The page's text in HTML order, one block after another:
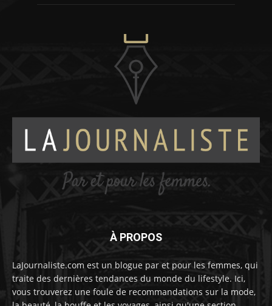
À PROPOS
LaJournaliste.com est un blogue par et pour les femmes, qui
traite des dernières tendances du monde du lifestyle. Ici,
vous trouverez une foule de recommandations sur la mode,